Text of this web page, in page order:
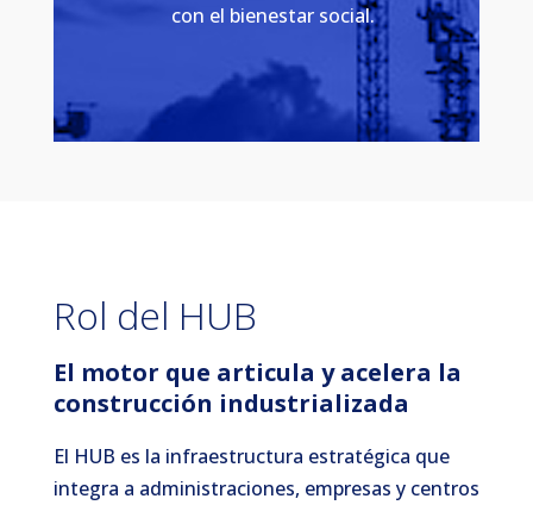
con el bienestar social.
Rol del HUB
El motor que articula y acelera la
construcción industrializada
El HUB es la infraestructura estratégica que
integra a administraciones, empresas y centros